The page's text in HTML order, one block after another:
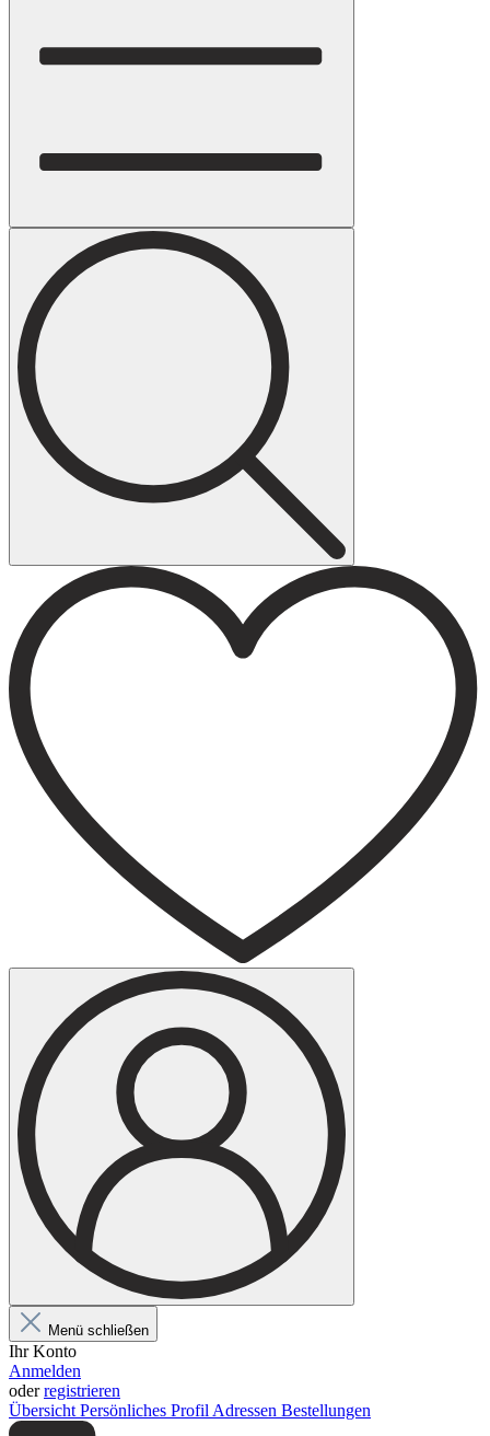
Menü schließen
Ihr Konto
Anmelden
oderregistrieren
Übersicht Persönliches Profil Adressen Bestellungen